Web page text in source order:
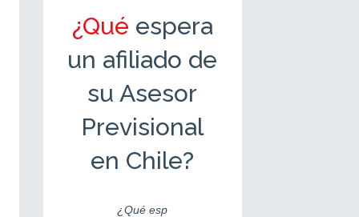
¿Qué espera
un afiliado de
su Asesor
Previsional
en Chile?
¿Qué esp